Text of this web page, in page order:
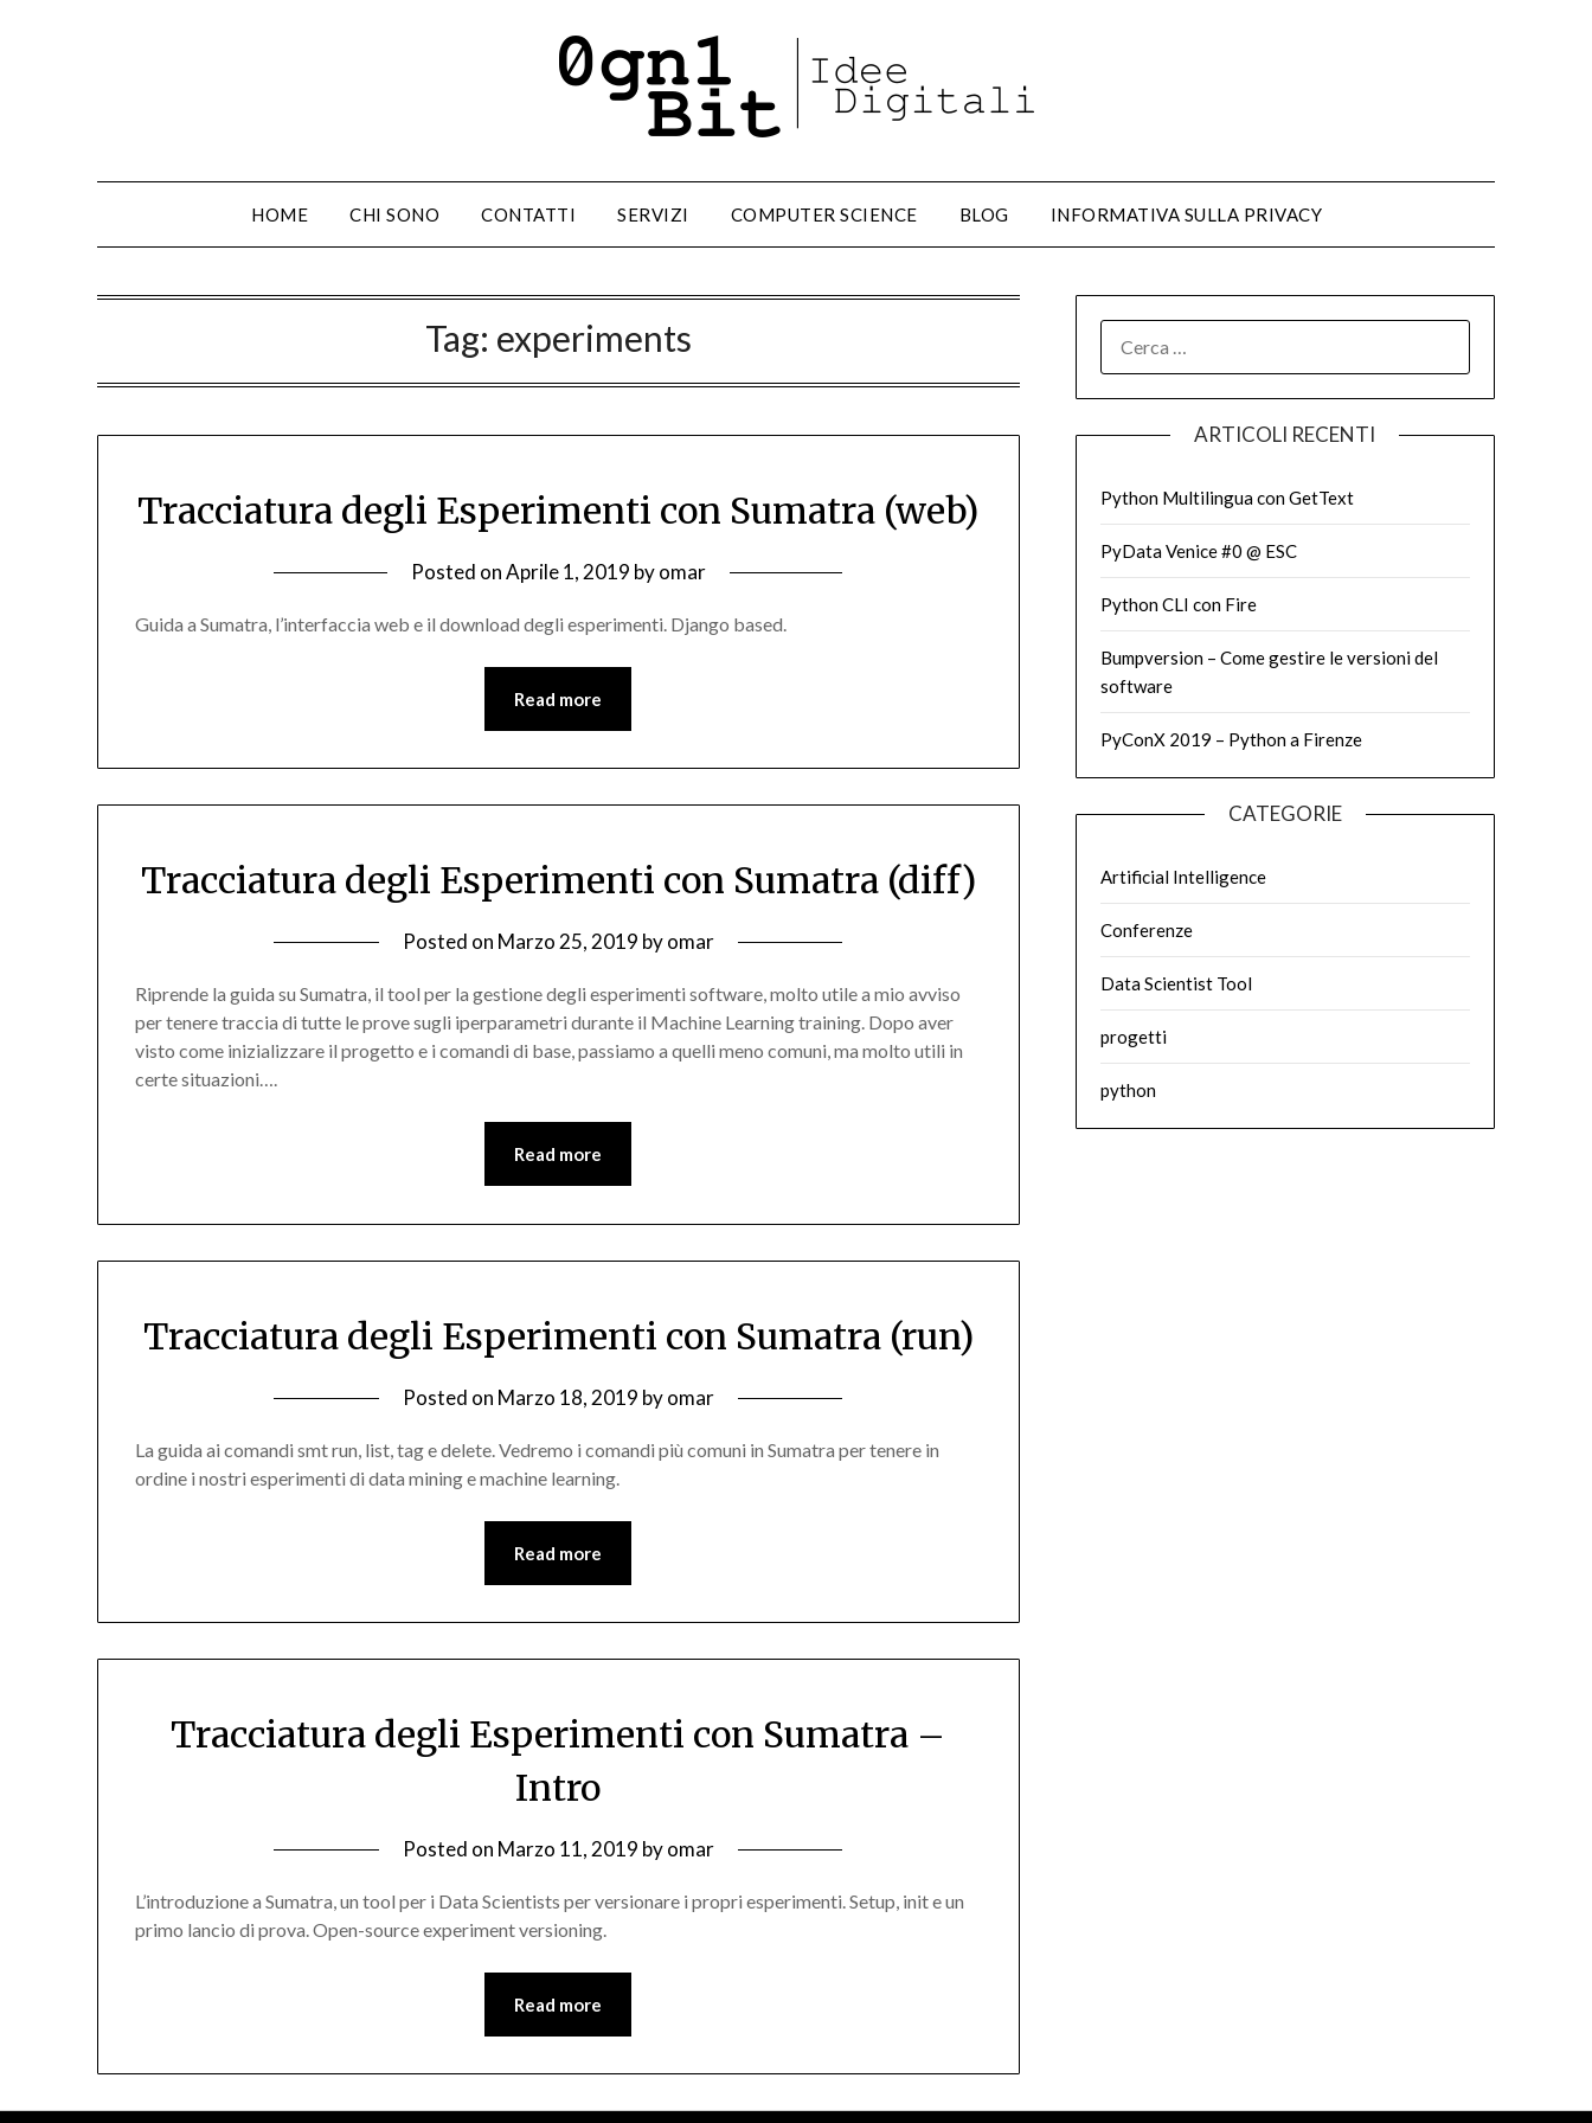
HOME CHI SONO CONTATTI SERVIZI COMPUTER SCIENCE BLOG INFORMATIVA SULLA PRIVACY
Tag: experiments
Tracciatura degli Esperimenti con Sumatra (web)
Posted onAprile 1, 2019 byomar
Guida a Sumatra, l’interfaccia web e il download degli esperimenti. Django based.
Read more
Tracciatura degli Esperimenti con Sumatra (diff)
Posted on Marzo 25, 2019 byomar
Riprende la guida su Sumatra, il tool per la gestione degli esperimenti software, molto utile a mio avviso
per tenere traccia di tutte le prove sugli iperparametri durante il Machine Learning training. Dopo aver
visto come inizializzare il progetto e i comandi di base, passiamo a quelli meno comuni, ma molto utili in
certe situazioni….
Read more
Tracciatura degli Esperimenti con Sumatra (run)
Posted on Marzo 18, 2019 byomar
La guida ai comandi smt run, list, tag e delete. Vedremo i comandi più comuni in Sumatra per tenere in
ordine i nostri esperimenti di data mining e machine learning.
Read more
Tracciatura degli Esperimenti con Sumatra –
Intro
Posted on Marzo 11, 2019 byomar
L’introduzione a Sumatra, un tool per i Data Scientists per versionare i propri esperimenti. Setup, init e un
primo lancio di prova. Open-source experiment versioning.
Read more
ARTICOLI RECENTI
Python Multilingua con GetText
PyData Venice #0 @ ESC
Python CLI con Fire
Bumpversion – Come gestire le versioni del
software
PyConX 2019 – Python a Firenze
CATEGORIE
Artificial Intelligence
Conferenze
Data Scientist Tool
progetti
python